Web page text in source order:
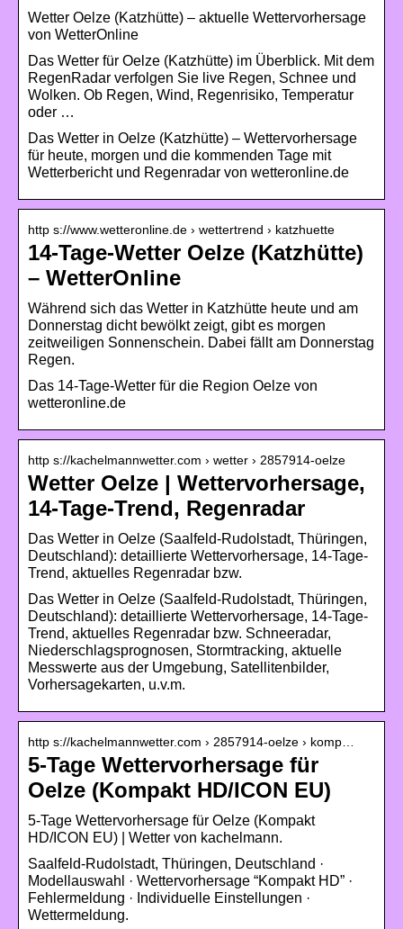
Wetter Oelze (Katzhütte) – aktuelle Wettervorhersage
von WetterOnline
Das Wetter für Oelze (Katzhütte) im Überblick. Mit dem
RegenRadar verfolgen Sie live Regen, Schnee und
Wolken. Ob Regen, Wind, Regenrisiko, Temperatur
oder …
Das Wetter in Oelze (Katzhütte) – Wettervorhersage
für heute, morgen und die kommenden Tage mit
Wetterbericht und Regenradar von wetteronline.de
http s://www.wetteronline.de › wettertrend › katzhuette
14-Tage-Wetter Oelze (Katzhütte)
– WetterOnline
Während sich das Wetter in Katzhütte heute und am
Donnerstag dicht bewölkt zeigt, gibt es morgen
zeitweiligen Sonnenschein. Dabei fällt am Donnerstag
Regen.
Das 14-Tage-Wetter für die Region Oelze von
wetteronline.de
http s://kachelmannwetter.com › wetter › 2857914-oelze
Wetter Oelze | Wettervorhersage,
14-Tage-Trend, Regenradar
Das Wetter in Oelze (Saalfeld-Rudolstadt, Thüringen,
Deutschland): detaillierte Wettervorhersage, 14-Tage-
Trend, aktuelles Regenradar bzw.
Das Wetter in Oelze (Saalfeld-Rudolstadt, Thüringen,
Deutschland): detaillierte Wettervorhersage, 14-Tage-
Trend, aktuelles Regenradar bzw. Schneeradar,
Niederschlagsprognosen, Stormtracking, aktuelle
Messwerte aus der Umgebung, Satellitenbilder,
Vorhersagekarten, u.v.m.
http s://kachelmannwetter.com › 2857914-oelze › komp…
5-Tage Wettervorhersage für
Oelze (Kompakt HD/ICON EU)
5-Tage Wettervorhersage für Oelze (Kompakt
HD/ICON EU) | Wetter von kachelmann.
Saalfeld-Rudolstadt, Thüringen, Deutschland ·
Modellauswahl · Wettervorhersage “Kompakt HD” ·
Fehlermeldung · Individuelle Einstellungen ·
Wettermeldung.